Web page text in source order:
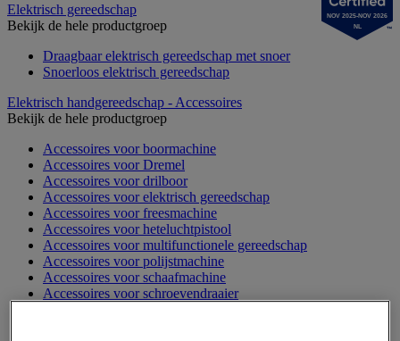
Elektrisch gereedschap
Bekijk de hele productgroep
Draagbaar elektrisch gereedschap met snoer
Snoerloos elektrisch gereedschap
Elektrisch handgereedschap - Accessoires
Bekijk de hele productgroep
Accessoires voor boormachine
Accessoires voor Dremel
Accessoires voor drilboor
Accessoires voor elektrisch gereedschap
Accessoires voor freesmachine
Accessoires voor heteluchtpistool
Accessoires voor multifunctionele gereedschap
Accessoires voor polijstmachine
Accessoires voor schaafmachine
Accessoires voor schroevendraaier
NOV 2025-NOV 2026
NL